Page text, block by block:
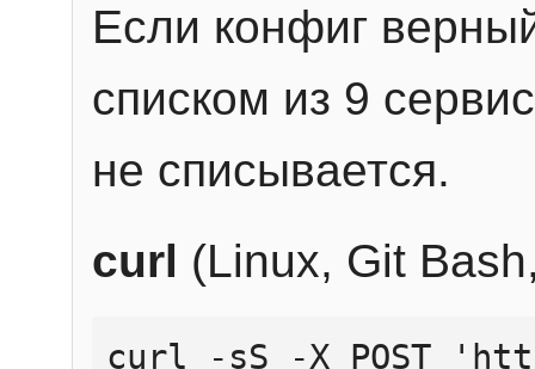
Если конфиг
списком из 9
не списывается.
curl (Linux, Git
curl -sS -X POST